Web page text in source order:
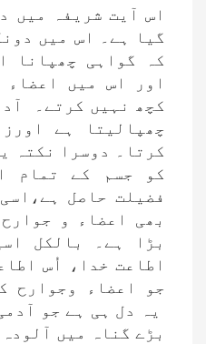
اس آیت شریفہ میں
گیا ہے۔ اس میں
کہ گواہی چھپانا
اور اس میں
کچھ نہیں کرتے۔
چھپالیتا ہے
کرتا۔ دوسرا نکتہ
کو جسم کے تمام
فضیلت حاصل
بھی اعضاء و
بڑا ہے۔ بالکل
اطاعت خدا، اُس
جو اعضاء وجوارح
یہ دل ہی ہے جو
بڑے گناہ میں آلودہ